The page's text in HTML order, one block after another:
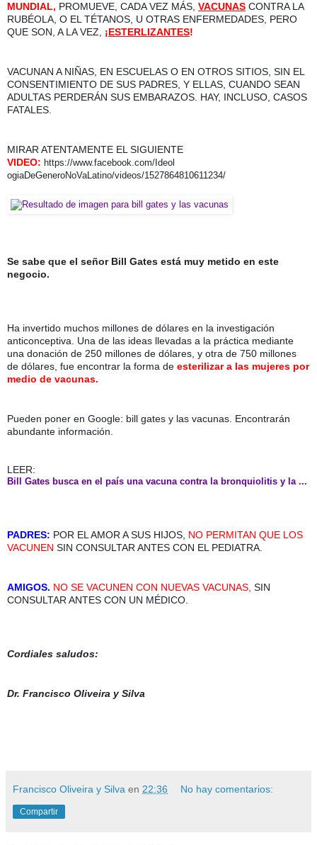
MUNDIAL, PROMUEVE, CADA VEZ MÁS, VACUNAS CONTRA LA
RUBÉOLA, O EL TÉTANOS, U OTRAS ENFERMEDADES, PERO
QUE SON, A LA VEZ,
¡ESTERLIZANTES!
VACUNAN A NIÑAS, EN ESCUELAS O EN OTROS SITIOS, SIN EL
CONSENTIMIENTO DE SUS PADRES, Y ELLAS, CUANDO SEAN
ADULTAS PERDERÁN SUS EMBARAZOS. HAY, INCLUSO, CASOS
FATALES.
VIDEO: https://www.facebook.com/Ideol
ogiaDeGeneroNoVaLatino/videos/1527864810611234/
Se sabe que el señor Bill Gates está muy metido en este
negocio.
Ha invertido muchos millones de dólares en la investigación
anticonceptiva. Una de las ideas llevadas a la práctica mediante
una donación de 250 millones de dólares, y otra de 750 millones
de dólares, fue encontrar la forma de esterilizar a las mujeres por
medio de vacunas.
Pueden poner en Google: bill gates y las vacunas. Encontrarán
abundante información.
LEER:
Bill Gates busca en el país una vacuna contra la bronquiolitis y la ...
PADRES: POR EL AMOR A SUS HIJOS, NO PERMITAN QUE LOS
VACUNEN SIN CONSULTAR ANTES CON EL PEDIATRA.
AMIGOS. NO SE VACUNEN CON NUEVAS VACUNAS, SIN
CONSULTAR ANTES CON UN MÉDICO.
Cordiales saludos:
Dr. Francisco Oliveira y Silva
Francisco Oliveira y Silva en 22:36 No hay comentarios:
Compartir